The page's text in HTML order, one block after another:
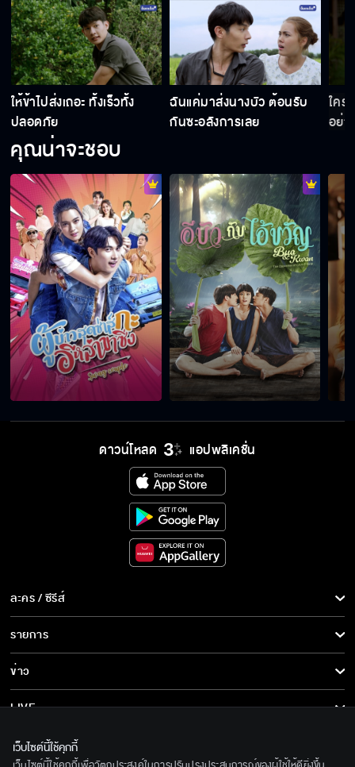
ให้ข้าไปส่งเถอะ ทั้งเร็วทั้ง
ปลอดภัย
ฉันแค่มาส่งนางบัว ต้อนรับ
กันซะอลังการเลย
ใคร
อย่า
คุณน่าจะชอบ
ดาวน์โหลด แอปพลิเคชั่น
ละคร / ซีรีส์
ละคร/ซีรีส์
ซีรีส์นานาชาติ
การ์ตูน & เกม
รายการ
รายการทั้งหมด
ข่าว
ข่าวทั้งหมด
ข่าวประชาสัมพันธ์
LIVE
เกี่ยวกับเรา
เว็บไซต์นี้ใช้คุกกี้